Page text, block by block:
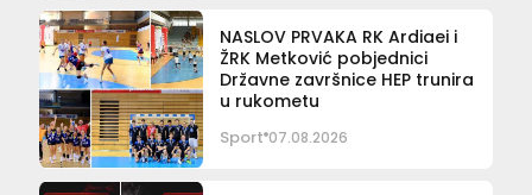
NASLOV PRVAKA RK Ardiaei i
ŽRK Metković pobjednici
Državne završnice HEP trunira
u rukometu
Sport 07.08.2026